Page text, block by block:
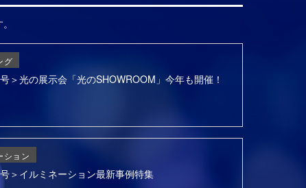
グ
＞光の展示会「光のSHOWROOM」今年も開催！
ション
＞イルミネーション最新事例特集